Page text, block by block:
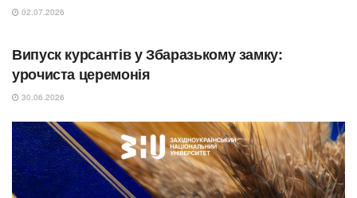
02.07.2026
Випуск курсантів у Збаразькому замку:
урочиста церемонія
30.06.2026